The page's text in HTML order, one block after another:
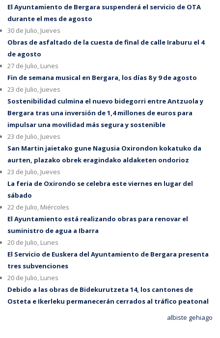
El Ayuntamiento de Bergara suspenderá el servicio de OTA
durante el mes de agosto
30 de Julio, Jueves
Obras de asfaltado de la cuesta de final de calle Iraburu el 4
de agosto
27 de Julio, Lunes
Fin de semana musical en Bergara, los días 8 y 9 de agosto
23 de Julio, Jueves
Sostenibilidad culmina el nuevo bidegorri entre Antzuola y
Bergara tras una inversión de 1,4 millones de euros para
impulsar una movilidad más segura y sostenible
23 de Julio, Jueves
San Martin jaietako gune Nagusia Oxirondon kokatuko da
aurten, plazako obrek eragindako aldaketen ondorioz
23 de Julio, Jueves
La feria de Oxirondo se celebra este viernes en lugar del
sábado
22 de Julio, Miércoles
El Ayuntamiento está realizando obras para renovar el
suministro de agua a Ibarra
20 de Julio, Lunes
El Servicio de Euskera del Ayuntamiento de Bergara presenta
tres subvenciones
20 de Julio, Lunes
Debido a las obras de Bidekurutzeta 14, los cantones de
Osteta e Ikerleku permanecerán cerrados al tráfico peatonal
albiste gehiago